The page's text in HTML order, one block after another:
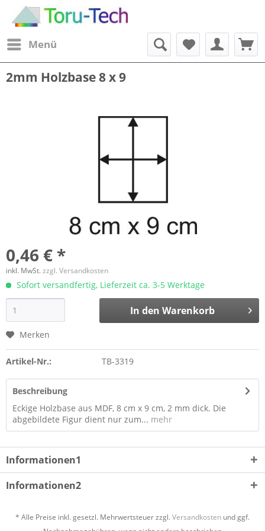
Menü
2mm Holzbase 8 x 9
0,46 € *
inkl. MwSt.zzgl. Versandkosten
Sofort versandfertig, Lieferzeit ca. 3-5 Werktage
In den Warenkorb
Merken
Artikel-Nr.: TB-3319
Beschreibung
Eckige Holzbase aus MDF, 8 cm x 9 cm, 2 mm dick. Die
abgebildete Figur dient nur zum... mehr
Informationen1
Informationen2
* Alle Preise inkl. gesetzl. Mehrwertsteuer zzgl.Versandkosten und ggf.